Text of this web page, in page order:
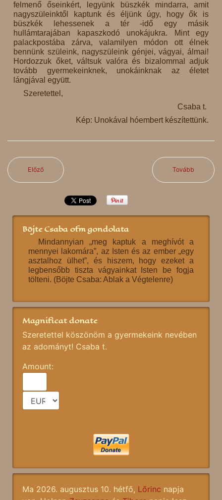
felmenő őseinkért, legyünk büszkék mindarra, amit
nagyszüleinktől kaptunk és éljünk úgy, hogy ők is
büszkék lehessenek a tér -idő egy másik
hullámtarajában kapaszkodó unokájukra. Mint egy
palackpostába zárva, valamilyen módon ott élnek
bennünk szüleink, nagyszüleink génjei, vágyai, álmai!
Hordozzuk őket, váltsuk valóra és bizalommal adjuk
tovább gyermekeinknek, unokáinknak az életet
lángjával együtt.
Szeretettel,
Csaba t.
Kép: Unokával hóembert készítettünk.
Előző Tovább
Böjte Csaba ofm gondolata
Mindannyian „meg kaptuk a meghívót a
mennyei lakomára”, az Isten és az ember „egy
asztalhoz ülhet”, és hiszem, hogy ezeket a
legbensőbb tiszta vágyainkat Isten be fogja
tölteni. (Böjte Csaba: Ablak a Végtelenre)
Magnificat donate
Szeretettel köszönöm a gyermekeink nevében
az adományt! Csaba t.
Amount:
Ma 2026. augusztus 10. hétfő, Lőrinc napja